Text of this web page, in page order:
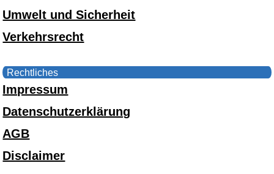
Umwelt und Sicherheit
Verkehrsrecht
Rechtliches
Impressum
Datenschutzerklärung
AGB
Disclaimer